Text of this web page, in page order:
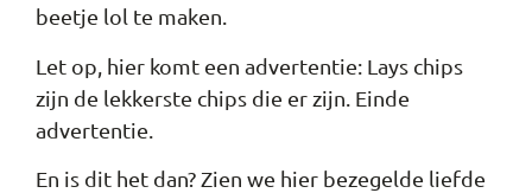
beetje lol te maken.
Let op, hier komt een advertentie: Lays chips
zijn de lekkerste chips die er zijn. Einde
advertentie.
En is dit het dan? Zien we hier bezegelde liefde